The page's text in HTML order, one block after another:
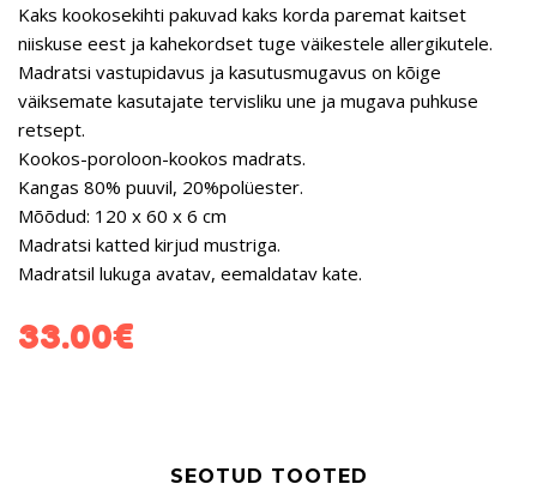
Kaks kookosekihti pakuvad kaks korda paremat kaitset
niiskuse eest ja kahekordset tuge väikestele allergikutele.
Madratsi vastupidavus ja kasutusmugavus on kõige
väiksemate kasutajate tervisliku une ja mugava puhkuse
retsept.
Kookos-poroloon-kookos madrats.
Kangas 80% puuvil, 20%polüester.
Mõõdud: 120 x 60 x 6 cm
Madratsi katted kirjud mustriga.
Madratsil lukuga avatav, eemaldatav kate.
33.00€
SEOTUD TOOTED